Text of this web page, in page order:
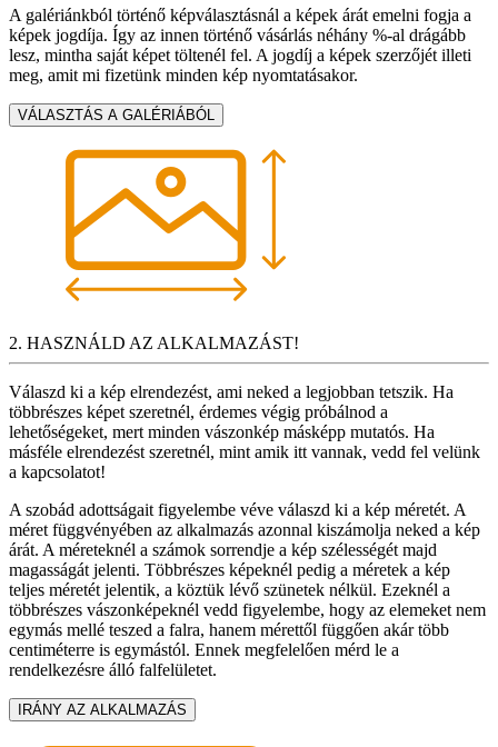
A galériánkból történő képválasztásnál a képek árát emelni fogja a
képek jogdíja. Így az innen történő vásárlás néhány %-al drágább
lesz, mintha saját képet töltenél fel. A jogdíj a képek szerzőjét illeti
meg, amit mi fizetünk minden kép nyomtatásakor.
VÁLASZTÁS A GALÉRIÁBÓL
2. HASZNÁLD AZ ALKALMAZÁST!
Válaszd ki a kép elrendezést, ami neked a legjobban tetszik. Ha
többrészes képet szeretnél, érdemes végig próbálnod a
lehetőségeket, mert minden vászonkép másképp mutatós. Ha
másféle elrendezést szeretnél, mint amik itt vannak, vedd fel velünk
a kapcsolatot!
A szobád adottságait figyelembe véve válaszd ki a kép méretét. A
méret függvényében az alkalmazás azonnal kiszámolja neked a kép
árát. A méreteknél a számok sorrendje a kép szélességét majd
magasságát jelenti. Többrészes képeknél pedig a méretek a kép
teljes méretét jelentik, a köztük lévő szünetek nélkül. Ezeknél a
többrészes vászonképeknél vedd figyelembe, hogy az elemeket nem
egymás mellé teszed a falra, hanem mérettől függően akár több
centiméterre is egymástól. Ennek megfelelően mérd le a
rendelkezésre álló falfelületet.
IRÁNY AZ ALKALMAZÁS